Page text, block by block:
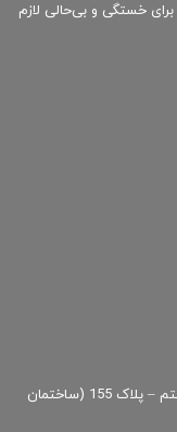
خستگی و بی‌حالی لازم
تهران – خیابان قائم مقام فراهانی – نبش کوچه هشتم – پلاک 155 (ساختمان